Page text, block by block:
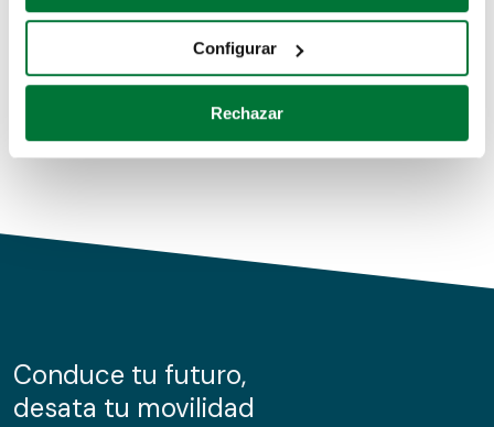
Recopilar información sobre su ubicación geográfica
Identificar su dispositivo analizándolo activamente
para buscar características específicas (huellas
Obtenga más información sobre cómo se procesan sus
de cookies.
información sobre el uso que haga del sitio web con
nuestros partners de redes sociales, publicidad y análisis
Configurar
Rechazar
Coches de km0
Conduce tu futuro,
desata tu movilidad